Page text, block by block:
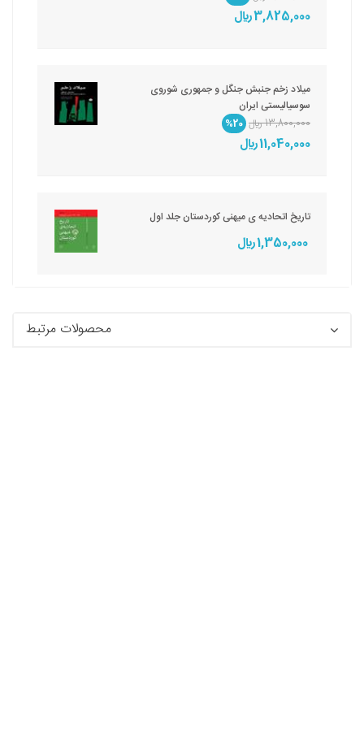
3,825,000 ريال
میلاد زخم جنبش جنگل و جمهوری شوروی
سوسیالیستی ایران
13,800,000 ريال
%20
11,040,000 ريال
تاریخ اتحادیه ی میهنی کوردستان جلد اول
1,350,000 ريال
محصولات مرتبط